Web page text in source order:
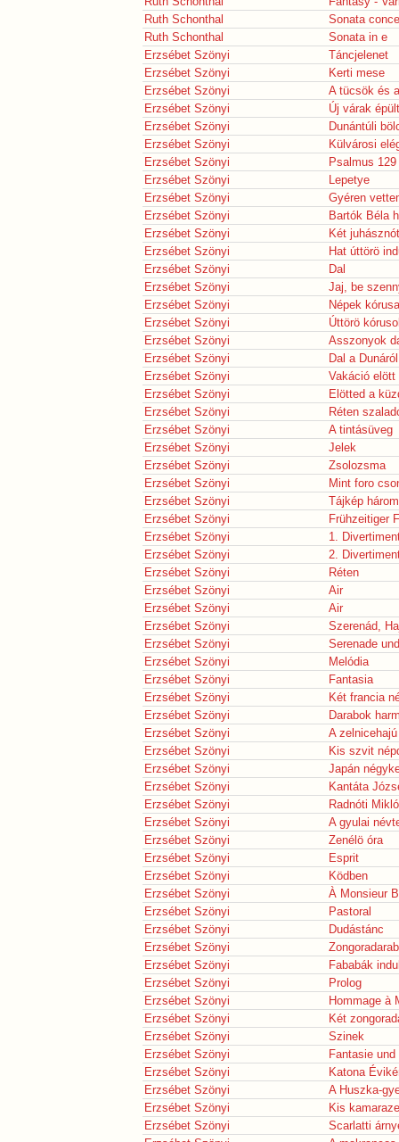
Ruth Schonthal
Sonata
Ruth Schonthal
Sonata in e
Erzsébet Szönyi
Táncjelenet
Erzsébet Szönyi
Kerti mese
Erzsébet Szönyi
A tücsök és
Erzsébet Szönyi
Új várak
Erzsébet Szönyi
Dunántúli
Erzsébet Szönyi
Külvárosi
Erzsébet Szönyi
Psalmus 129
Erzsébet Szönyi
Lepetye
Erzsébet Szönyi
Gyéren
Erzsébet Szönyi
Bartók Béla
Erzsébet Szönyi
Két
Erzsébet Szönyi
Hat úttörö
Erzsébet Szönyi
Dal
Erzsébet Szönyi
Jaj, be
Erzsébet Szönyi
Népek kórusa
Erzsébet Szönyi
Úttörö
Erzsébet Szönyi
Asszonyok
Erzsébet Szönyi
Dal a Dunáról
Erzsébet Szönyi
Vakáció elött
Erzsébet Szönyi
Elötted a
Erzsébet Szönyi
Réten
Erzsébet Szönyi
A tintásüveg
Erzsébet Szönyi
Jelek
Erzsébet Szönyi
Zsolozsma
Erzsébet Szönyi
Mint foro
Erzsébet Szönyi
Tájkép
Erzsébet Szönyi
Frühzeitiger
Erzsébet Szönyi
1.
Erzsébet Szönyi
2.
Erzsébet Szönyi
Réten
Erzsébet Szönyi
Air
Erzsébet Szönyi
Air
Erzsébet Szönyi
Szerenád,
Erzsébet Szönyi
Serenade
Erzsébet Szönyi
Melódia
Erzsébet Szönyi
Fantasia
Erzsébet Szönyi
Két francia
Erzsébet Szönyi
Darabok
Erzsébet Szönyi
A
Erzsébet Szönyi
Kis szvit
Erzsébet Szönyi
Japán
Erzsébet Szönyi
Kantáta
Erzsébet Szönyi
Radnóti
Erzsébet Szönyi
A gyulai
Erzsébet Szönyi
Zenélö óra
Erzsébet Szönyi
Esprit
Erzsébet Szönyi
Ködben
Erzsébet Szönyi
À Monsieur
Erzsébet Szönyi
Pastoral
Erzsébet Szönyi
Dudástánc
Erzsébet Szönyi
Erzsébet Szönyi
Fababák
Erzsébet Szönyi
Prolog
Erzsébet Szönyi
Hommage à
Erzsébet Szönyi
Két
Erzsébet Szönyi
Szinek
Erzsébet Szönyi
Fantasie und
Erzsébet Szönyi
Katona
Erzsébet Szönyi
A Huszka-
Erzsébet Szönyi
Kis
Erzsébet Szönyi
Scarlatti